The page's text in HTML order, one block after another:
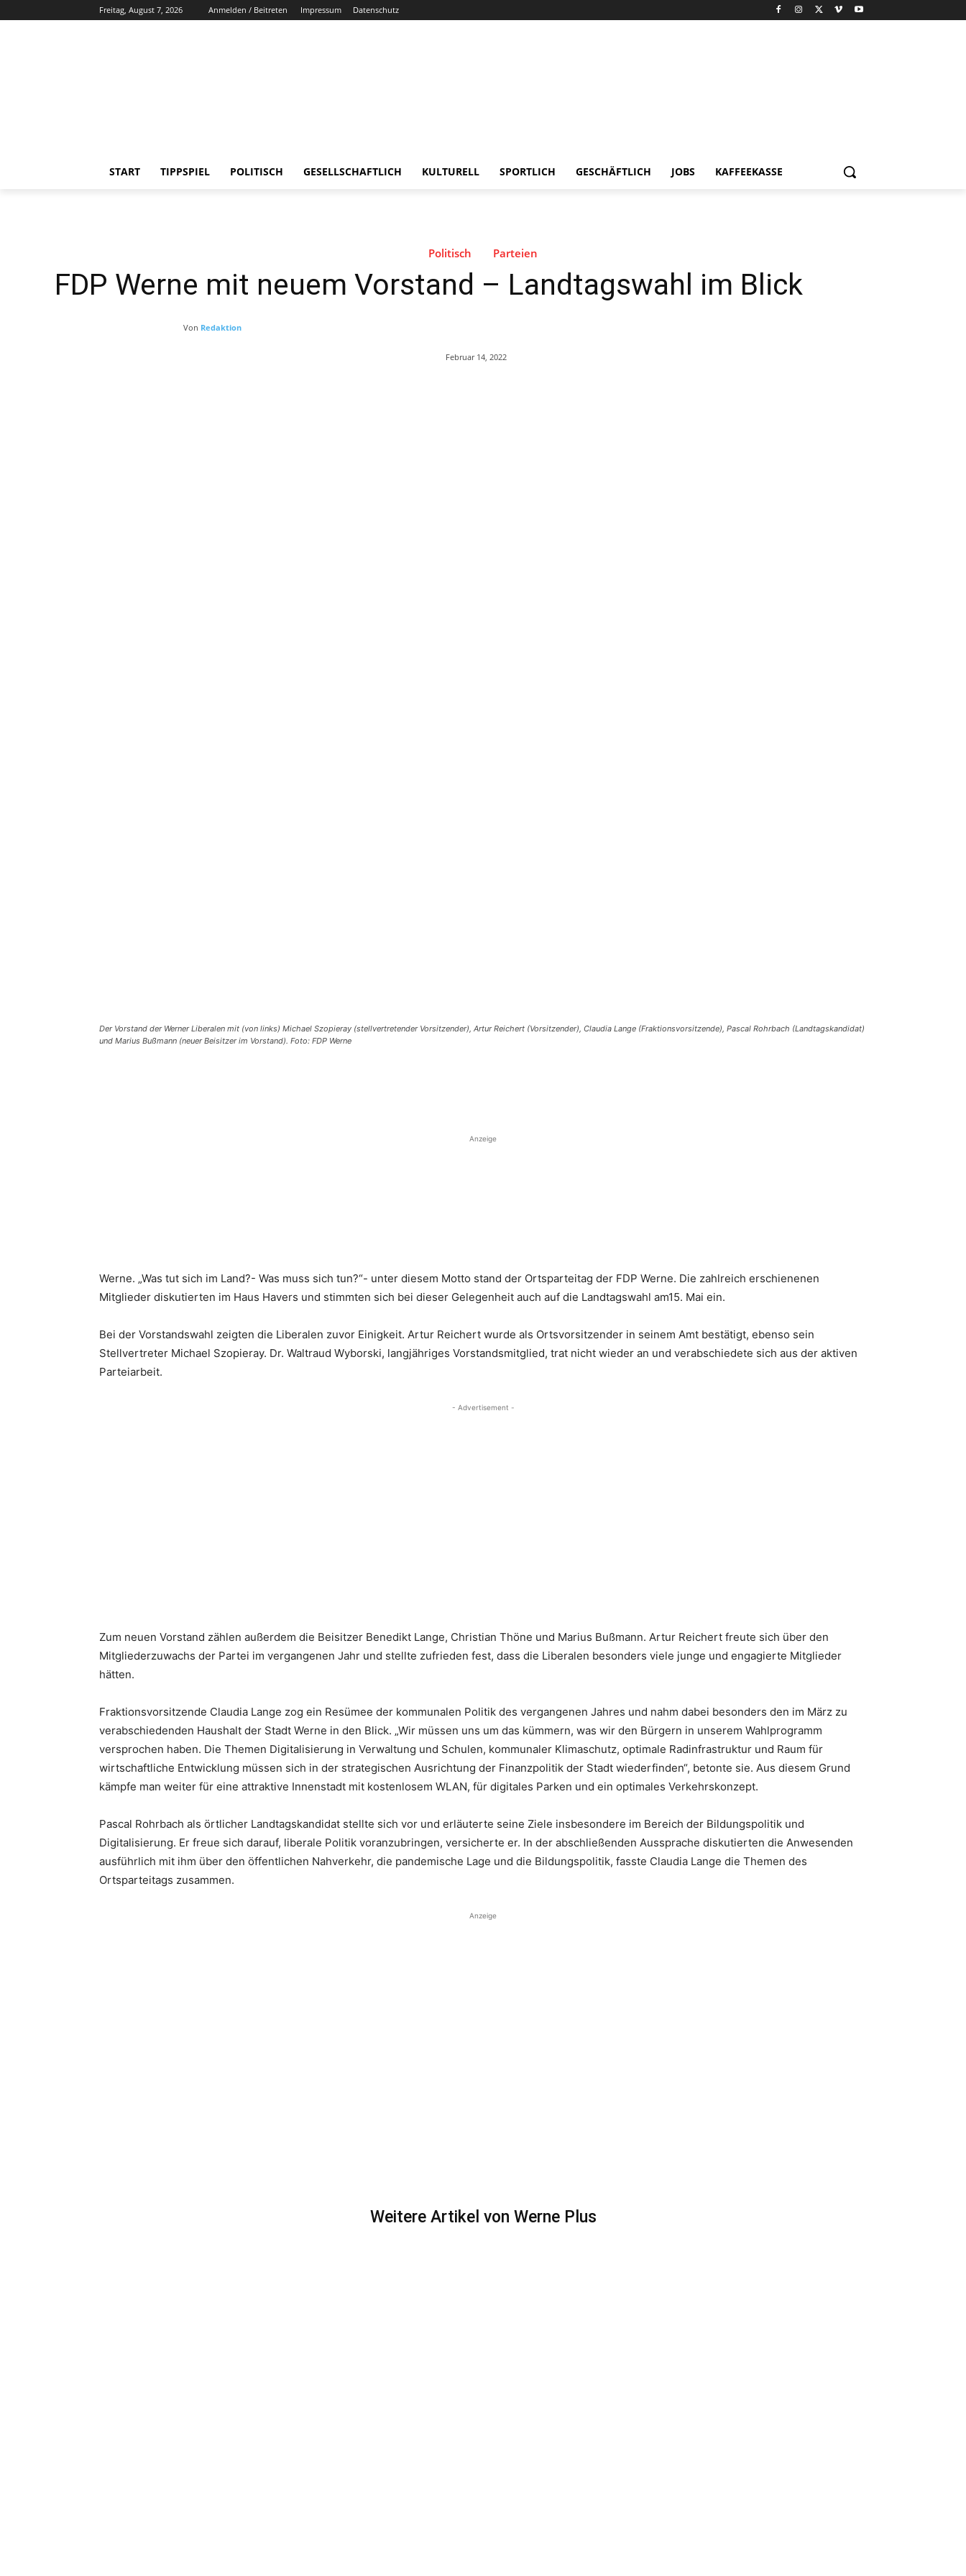
Freitag, August 7, 2026 Anmelden / Beitreten Impressum Datenschutz
START TIPPSPIEL POLITISCH GESELLSCHAFTLICH KULTURELL SPORTLICH GESCHÄFTLICH JOBS KAFFEEKASSE
Politisch Parteien
FDP Werne mit neuem Vorstand – Landtagswahl im Blick
Von Redaktion
Februar 14, 2022
Der Vorstand der Werner Liberalen mit (von links) Michael Szopieray (stellvertretender Vorsitzender), Artur Reichert (Vorsitzender), Claudia Lange (Fraktionsvorsitzende), Pascal Rohrbach (Landtagskandidat)
und Marius Bußmann (neuer Beisitzer im Vorstand). Foto: FDP Werne
Anzeige
Werne. „Was tut sich im Land?- Was muss sich tun?“- unter diesem Motto stand der Ortsparteitag der FDP Werne. Die zahlreich erschienenen
Mitglieder diskutierten im Haus Havers und stimmten sich bei dieser Gelegenheit auch auf die Landtagswahl am15. Mai ein.
Bei der Vorstandswahl zeigten die Liberalen zuvor Einigkeit. Artur Reichert wurde als Ortsvorsitzender in seinem Amt bestätigt, ebenso sein
Stellvertreter Michael Szopieray. Dr. Waltraud Wyborski, langjähriges Vorstandsmitglied, trat nicht wieder an und verabschiedete sich aus der aktiven
Parteiarbeit.
- Advertisement -
Zum neuen Vorstand zählen außerdem die Beisitzer Benedikt Lange, Christian Thöne und Marius Bußmann. Artur Reichert freute sich über den
Mitgliederzuwachs der Partei im vergangenen Jahr und stellte zufrieden fest, dass die Liberalen besonders viele junge und engagierte Mitglieder
hätten.
Fraktionsvorsitzende Claudia Lange zog ein Resümee der kommunalen Politik des vergangenen Jahres und nahm dabei besonders den im März zu
verabschiedenden Haushalt der Stadt Werne in den Blick. „Wir müssen uns um das kümmern, was wir den Bürgern in unserem Wahlprogramm
versprochen haben. Die Themen Digitalisierung in Verwaltung und Schulen, kommunaler Klimaschutz, optimale Radinfrastruktur und Raum für
wirtschaftliche Entwicklung müssen sich in der strategischen Ausrichtung der Finanzpolitik der Stadt wiederfinden“, betonte sie. Aus diesem Grund
kämpfe man weiter für eine attraktive Innenstadt mit kostenlosem WLAN, für digitales Parken und ein optimales Verkehrskonzept.
Pascal Rohrbach als örtlicher Landtagskandidat stellte sich vor und erläuterte seine Ziele insbesondere im Bereich der Bildungspolitik und
Digitalisierung. Er freue sich darauf, liberale Politik voranzubringen, versicherte er. In der abschließenden Aussprache diskutierten die Anwesenden
ausführlich mit ihm über den öffentlichen Nahverkehr, die pandemische Lage und die Bildungspolitik, fasste Claudia Lange die Themen des
Ortsparteitags zusammen.
Anzeige
Weitere Artikel von Werne Plus